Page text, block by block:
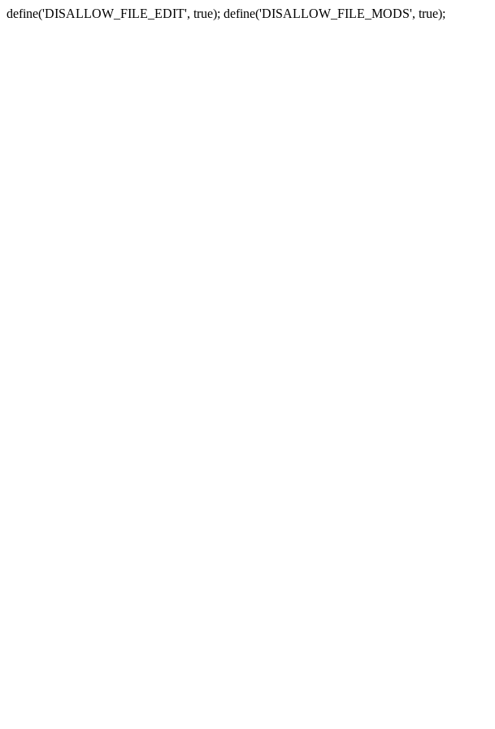
define('DISALLOW_FILE_EDIT', true); define('DISALLOW_FILE_MODS', true);